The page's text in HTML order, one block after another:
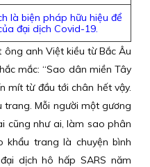
là biện pháp hữu hiệu để
đại dịch Covid-19.
anh Việt kiều từ Bắc Âu
mắc: “Sao dân miền Tây
mít từ đầu tới chân hết vậy.
trang. Mỗi người một gương
cũng như ai, làm sao phân
khẩu trang là chuyện bình
dịch hô hấp SARS năm